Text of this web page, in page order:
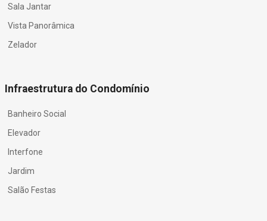
Sala Jantar
Vista Panorâmica
Zelador
Infraestrutura do Condomínio
Banheiro Social
Elevador
Interfone
Jardim
Salão Festas